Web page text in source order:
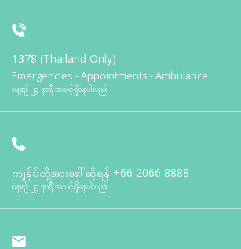
1378 (Thailand Only)
Emergencies - Appointments - Ambulance
နေ့စဉ် ၂၄ နာရီ အသင့်ရှိနေပါသည်။
ကျွန်ုပ်တို့အားခေါ်ဆိုရန် +66 2066 8888
နေ့စဉ် ၂၄ နာရီ အသင့်ရှိနေပါသည်။